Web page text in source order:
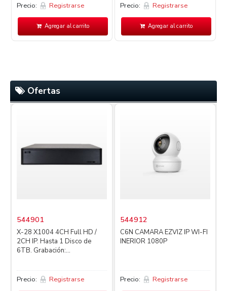
Precio: Registrarse
Agregar al carrito
Precio: Registrarse
Agregar al carrito
Ofertas
544901
X-28 X1004 4CH Full HD /
2CH IP. Hasta 1 Disco de
6TB. Grabación:...
Precio: Registrarse
544912
C6N CAMARA EZVIZ IP WI-FI
INERIOR 1080P
Precio: Registrarse